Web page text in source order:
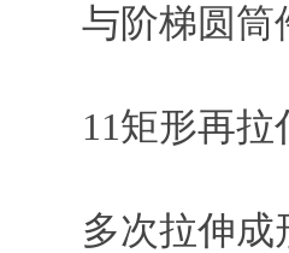
与阶梯圆筒
11矩形再拉
多次拉伸成